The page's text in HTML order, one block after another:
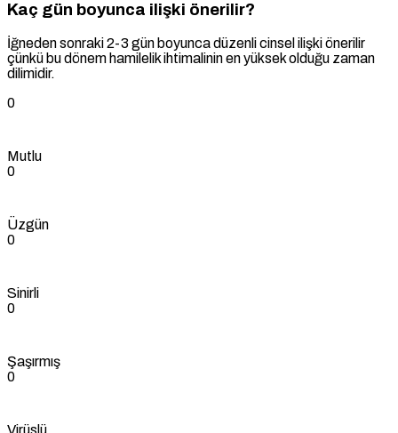
Kaç gün boyunca ilişki önerilir?
İğneden sonraki 2-3 gün boyunca düzenli cinsel ilişki önerilir
çünkü bu dönem hamilelik ihtimalinin en yüksek olduğu zaman
dilimidir.
0
Mutlu
0
Üzgün
0
Sinirli
0
Şaşırmış
0